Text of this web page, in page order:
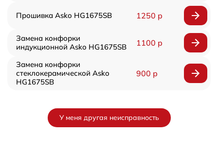
Прошивка Asko HG1675SB 1250 р
Замена конфорки
индукционной Asko HG1675SB
1100 р
Замена конфорки
стеклокерамической Asko
HG1675SB
900 р
У меня другая неисправность